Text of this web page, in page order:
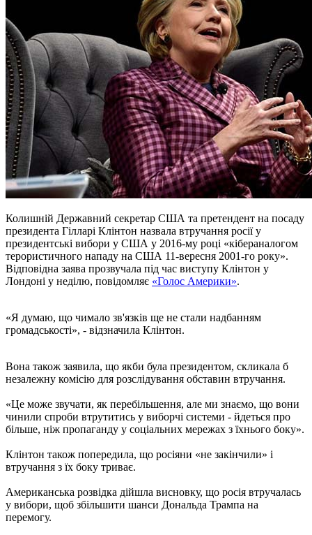
Колишній Державний секретар США та претендент на посаду
президента Гілларі Клінтон назвала втручання росії у
президентські вибори у США у 2016-му році «кібераналогом
терористичного нападу на США 11-вересня 2001-го року».
Відповідна заява прозвучала під час виступу Клінтон у
Лондоні у неділю, повідомляє «Голос Америки».
«Я думаю, що чимало зв'язків ще не стали надбанням
громадськості», - відзначила Клінтон.
Вона також заявила, що якби була президентом, скликала б
незалежну комісію для розслідування обставин втручання.
«Це може звучати, як перебільшення, але ми знаємо, що вони
чинили спроби втрутитись у виборчі системи - йдеться про
більше, ніж пропаганду у соціальних мережах з їхнього боку».
Клінтон також попередила, що росіяни «не закінчили» і
втручання з їх боку триває.
Американська розвідка дійшла висновку, що росія втручалась
у вибори, щоб збільшити шанси Дональда Трампа на
перемогу.